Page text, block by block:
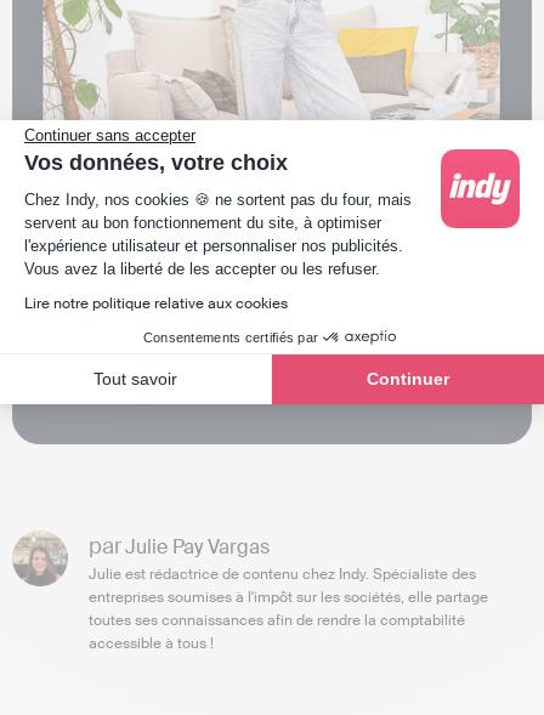
Continuer sans accepter
Vos données, votre choix
Plateforme de Gestion du Consentement :
Chez Indy, nos cookies 🍪 ne sortent pas du four, mais
servent au bon fonctionnement du site, à optimiser
l'expérience utilisateur et personnaliser nos publicités.
Vous avez la liberté de les accepter ou les refuser.
Lire notre politique relative aux cookies
Consentements certifiés par
Tout savoir Continuer
Axeptio consent
parJulie Pay Vargas
Julie est rédactrice de contenu chez Indy. Spécialiste des
entreprises soumises à l'impôt sur les sociétés, elle partage
toutes ses connaissances afin de rendre la comptabilité
accessible à tous !